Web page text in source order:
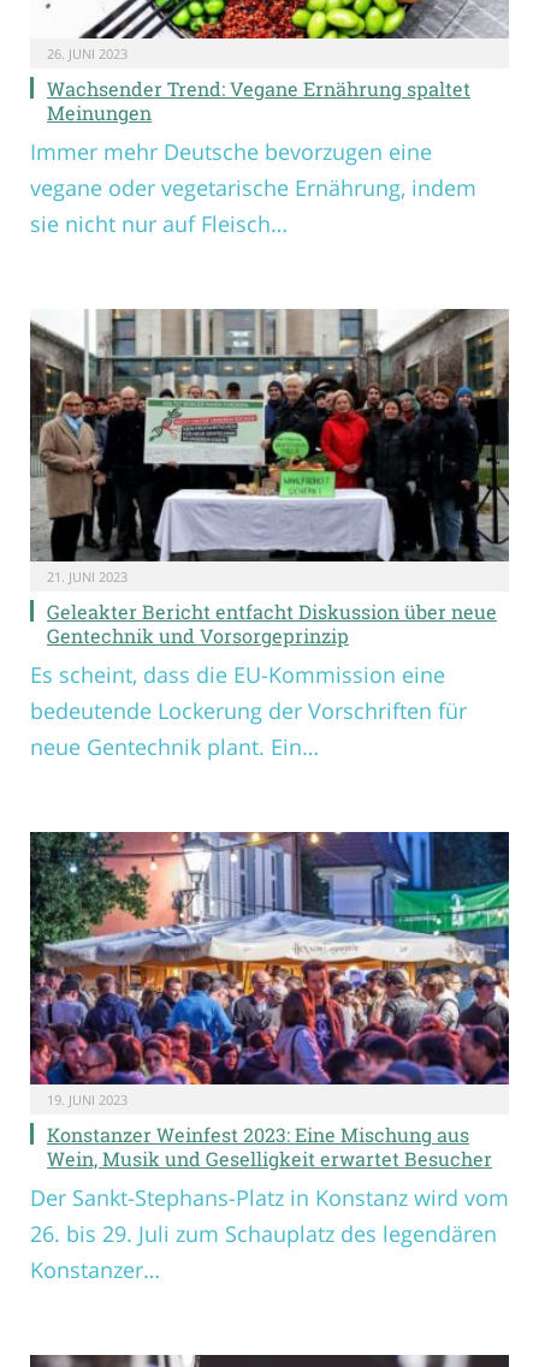
26. JUNI 2023
Wachsender Trend: Vegane Ernährung spaltet
Meinungen
Immer mehr Deutsche bevorzugen eine
vegane oder vegetarische Ernährung, indem
sie nicht nur auf Fleisch…
21. JUNI 2023
Geleakter Bericht entfacht Diskussion über neue
Gentechnik und Vorsorgeprinzip
Es scheint, dass die EU-Kommission eine
bedeutende Lockerung der Vorschriften für
neue Gentechnik plant. Ein…
19. JUNI 2023
Konstanzer Weinfest 2023: Eine Mischung aus
Wein, Musik und Geselligkeit erwartet Besucher
Der Sankt-Stephans-Platz in Konstanz wird vom
26. bis 29. Juli zum Schauplatz des legendären
Konstanzer…